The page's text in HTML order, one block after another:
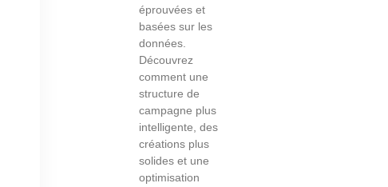
éprouvées et
basées sur les
données.
Découvrez
comment une
structure de
campagne plus
intelligente, des
créations plus
solides et une
optimisation